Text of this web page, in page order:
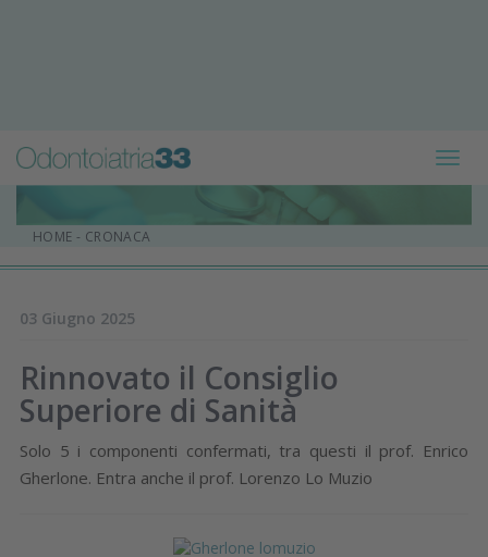
HOME - CRONACA
03 Giugno 2025
Rinnovato il Consiglio
Superiore di Sanità
Solo 5 i componenti confermati, tra questi il prof. Enrico
Gherlone. Entra anche il prof. Lorenzo Lo Muzio